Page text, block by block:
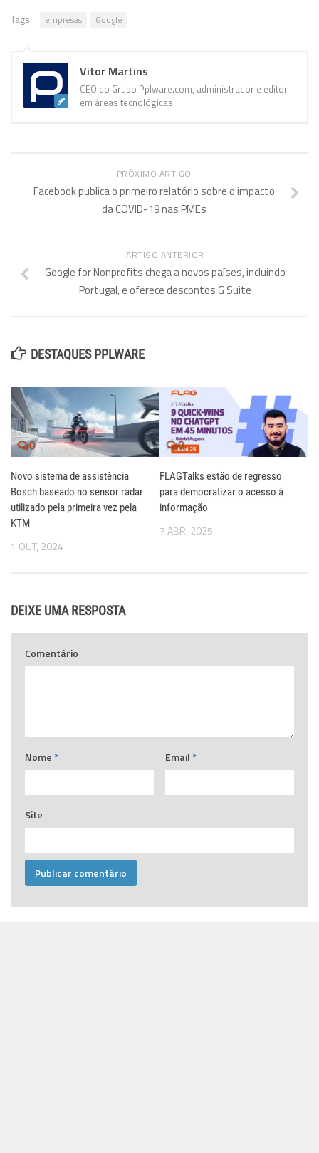
Tags: empresas Google
Vitor Martins
CEO do Grupo Pplware.com, administrador e editor
em áreas tecnológicas.
PRÓXIMO ARTIGO
Facebook publica o primeiro relatório sobre o impacto
da COVID-19 nas PMEs
ARTIGO ANTERIOR
Google for Nonprofits chega a novos países, incluindo
Portugal, e oferece descontos G Suite
DESTAQUES PPLWARE
0
Novo sistema de assistência
Bosch baseado no sensor radar
utilizado pela primeira vez pela
KTM
1 OUT, 2024
0
FLAGTalks estão de regresso
para democratizar o acesso à
informação
7 ABR, 2025
DEIXE UMA RESPOSTA
Comentário
Nome * Email *
Site